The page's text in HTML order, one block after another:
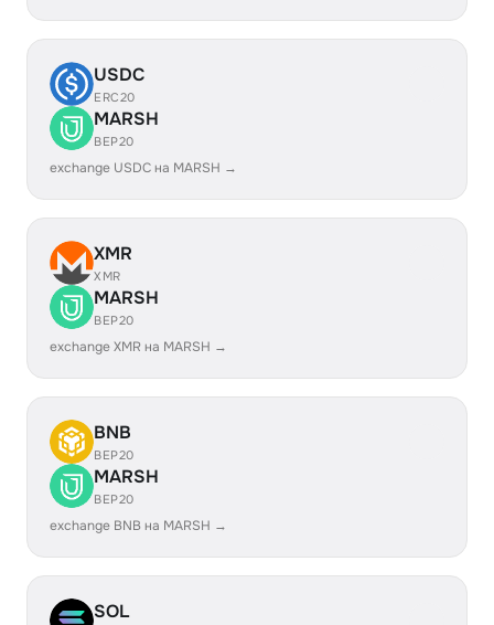
USDC
ERC20
MARSH
BEP20
exchange USDC на MARSH →
XMR
XMR
MARSH
BEP20
exchange XMR на MARSH →
BNB
BEP20
MARSH
BEP20
exchange BNB на MARSH →
SOL